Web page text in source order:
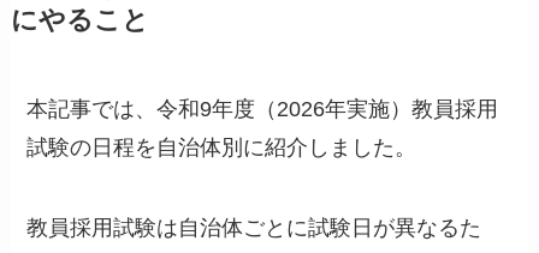
にやること
本記事では、令和9年度（2026年実施）教員採用
試験の日程を自治体別に紹介しました。
教員採用試験は自治体ごとに試験日が異なるた